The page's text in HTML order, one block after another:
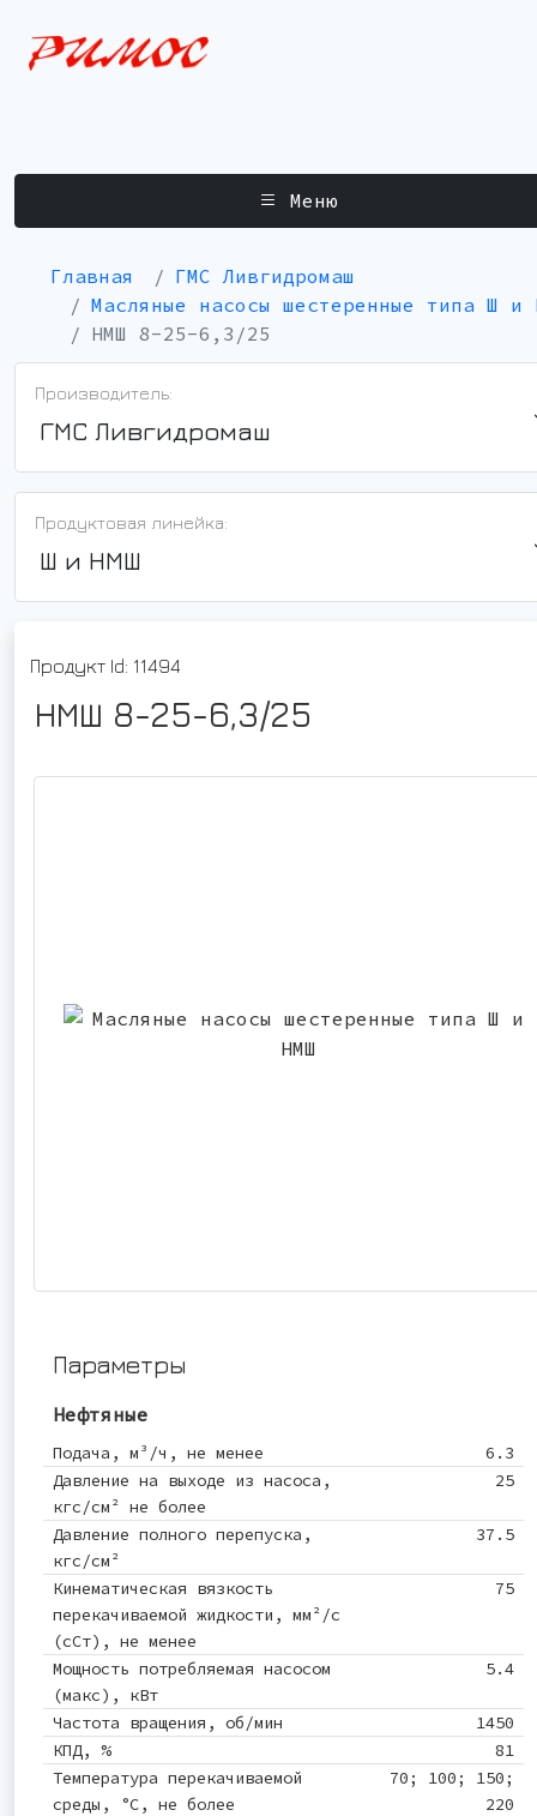
Меню
Главная
ГМС Ливгидромаш
Масляные насосы шестеренные типа Ш и
НМШ 8-25-6,3/25
Производитель:
ГМС Ливгидромаш
Продуктовая линейка:
Ш и НМШ
Продукт Id: 11494
НМШ 8-25-6,3/25
Параметры
Нефтяные
Подача, м³/ч, не менее
6.3
Давление на выходе из насоса,
кгс/см² не более
25
Давление полного перепуска,
кгс/см²
37.5
Кинематическая вязкость
перекачиваемой жидкости, мм²/с
(сСт), не менее
75
Мощность потребляемая насосом
(макс), кВт
5.4
Частота вращения, об/мин
1450
КПД, %
81
Температура перекачиваемой
среды, °С, не более
70; 100; 150;
220